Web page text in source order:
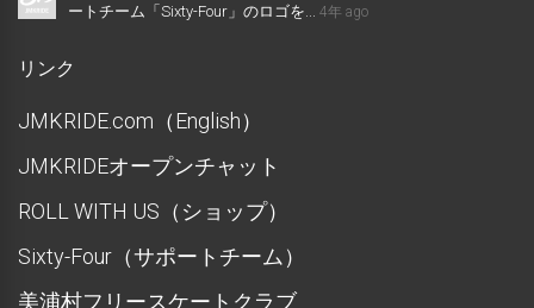
ートチーム「Sixty-Four」のロゴを...
4年 ago
リンク
JMKRIDE.com（English）
JMKRIDEオープンチャット
ROLL WITH US（ショップ）
Sixty-Four（サポートチーム）
美浦村フリースケートクラブ